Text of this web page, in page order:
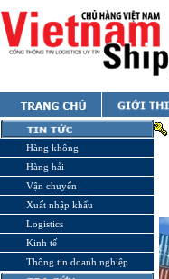
Hàng không
Hàng hải
Vận chuyển
Xuất nhập khẩu
Logistics
Kinh tế
Thông tin doanh nghiệp